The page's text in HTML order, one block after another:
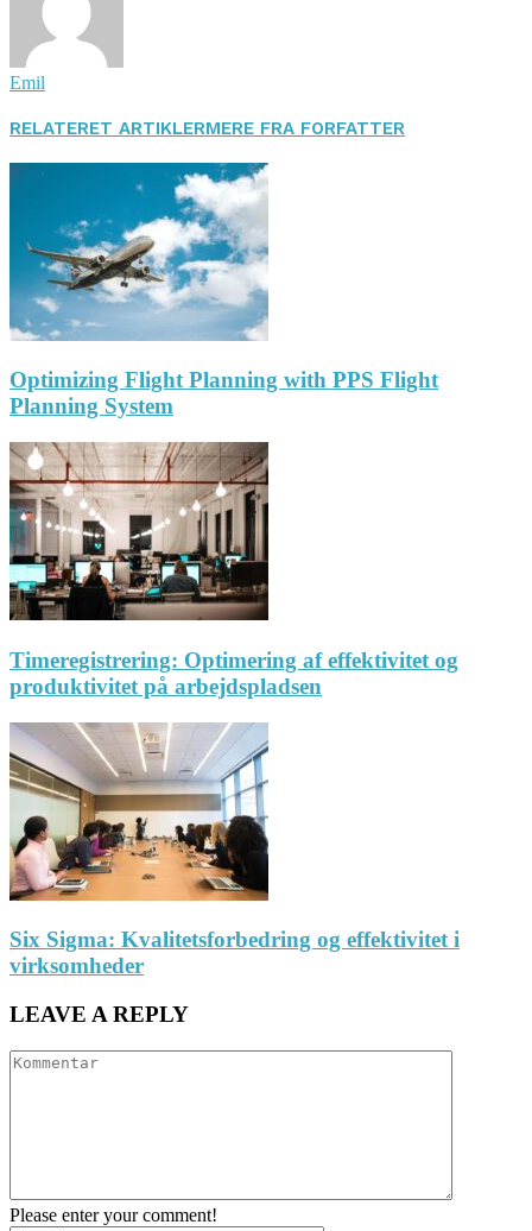
Emil
RELATERET ARTIKLERMERE FRA FORFATTER
Optimizing Flight Planning with PPS Flight
Planning System
Timeregistrering: Optimering af effektivitet og
produktivitet på arbejdspladsen
Six Sigma: Kvalitetsforbedring og effektivitet i
virksomheder
LEAVE A REPLY
Please enter your comment!